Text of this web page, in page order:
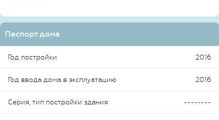
Паспорт дома
Год постройки 2016
Год ввода дома в эксплуатацию 2016
Серия, тип постройки здания --------